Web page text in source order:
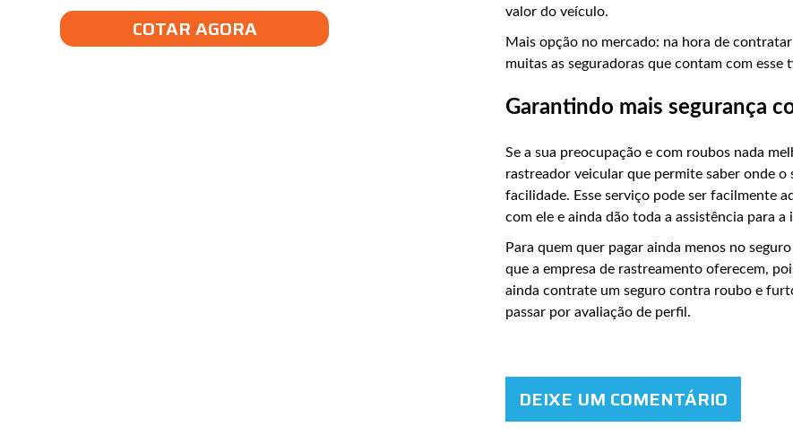
valor do veículo.
Mais opção no mercado: na hora de
muitas as seguradoras que contam com esse
Garantindo mais segurança
Se a sua preocupação e com roubos nada
rastreador veicular que permite saber onde
facilidade. Esse serviço pode ser facilmente
com ele e ainda dão toda a assistência para
Para quem quer pagar ainda menos no
que a empresa de rastreamento oferecem,
ainda contrate um seguro contra roubo e
passar por avaliação de perfil.
COTAR AGORA
DEIXE UM COMENTÁRIO